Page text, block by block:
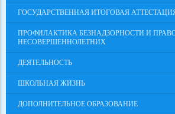
ГОСУДАРСТВЕННАЯ ИТОГОВАЯ
ПРОФИЛАКТИКА БЕЗНАДЗОРНОСТИ И
НЕСОВЕРШЕННОЛЕТНИХ
ДЕЯТЕЛЬНОСТЬ
ШКОЛЬНАЯ ЖИЗНЬ
ДОПОЛНИТЕЛЬНОЕ ОБРАЗОВАНИЕ